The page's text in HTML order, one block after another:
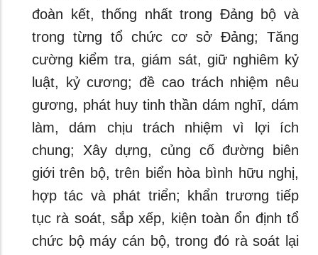
đoàn kết, thống nhất trong Đảng bộ và
trong từng tổ chức cơ sở Đảng; Tăng
cường kiểm tra, giám sát, giữ nghiêm kỷ
luật, kỷ cương; đề cao trách nhiệm nêu
gương, phát huy tinh thần dám nghĩ, dám
làm, dám chịu trách nhiệm vì lợi ích
chung; Xây dựng, củng cố đường biên
giới trên bộ, trên biển hòa bình hữu nghị,
hợp tác và phát triển; khẩn trương tiếp
tục rà soát, sắp xếp, kiện toàn ổn định tổ
chức bộ máy cán bộ, trong đó rà soát lại